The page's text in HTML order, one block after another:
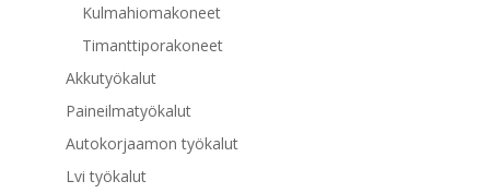
Kulmahiomakoneet
Timanttiporakoneet
Akkutyökalut
Paineilmatyökalut
Autokorjaamon työkalut
Lvi työkalut